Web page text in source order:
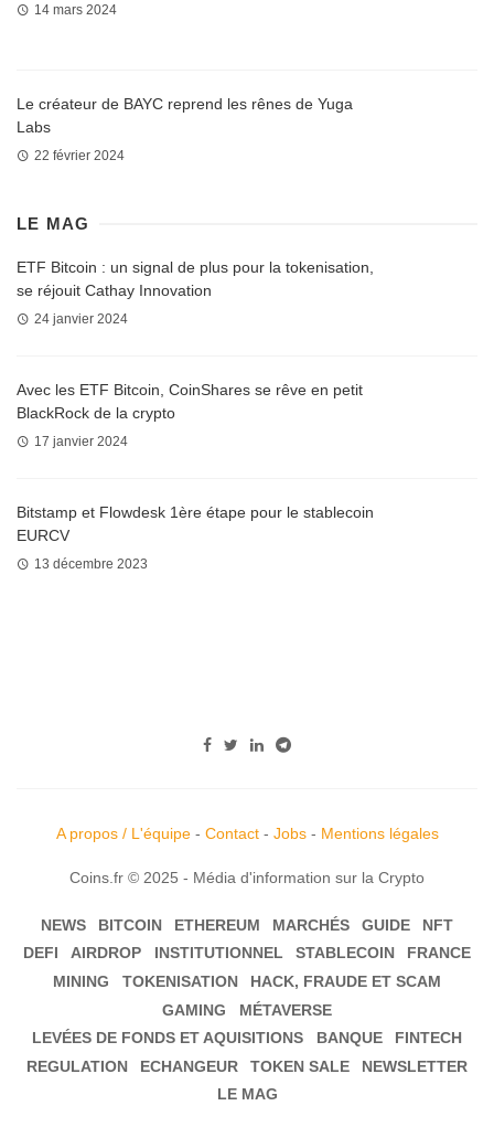
14 mars 2024
Le créateur de BAYC reprend les rênes de Yuga
Labs
22 février 2024
LE MAG
ETF Bitcoin : un signal de plus pour la tokenisation,
se réjouit Cathay Innovation
24 janvier 2024
Avec les ETF Bitcoin, CoinShares se rêve en petit
BlackRock de la crypto
17 janvier 2024
Bitstamp et Flowdesk 1ère étape pour le stablecoin
EURCV
13 décembre 2023
A propos / L'équipe- Contact- Jobs- Mentions légales
Coins.fr © 2025 - Média d'information sur la Crypto
NEWS BITCOIN ETHEREUM MARCHÉS GUIDE
NFT
DEFI
AIRDROP INSTITUTIONNEL STABLECOIN
FRANCE
MINING
TOKENISATION
HACK, FRAUDE ET SCAM
GAMING
MÉTAVERSE
LEVÉES DE FONDS ET AQUISITIONS
BANQUE
FINTECH
REGULATION
ECHANGEUR TOKEN SALE
NEWSLETTER
LE MAG